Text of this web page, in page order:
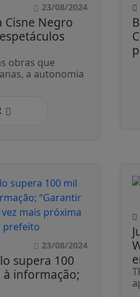
23/08/2024
Cisne Negro
obras que
a autonomia
23/08/2024
supera 100
à informação;